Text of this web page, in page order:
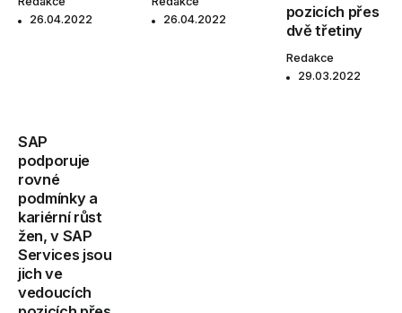
26.04.2022
26.04.2022
pozicích přes
dvě třetiny
Redakce
29.03.2022
SAP
podporuje
rovné
podmínky a
kariérní růst
žen, v SAP
Services jsou
jich ve
vedoucích